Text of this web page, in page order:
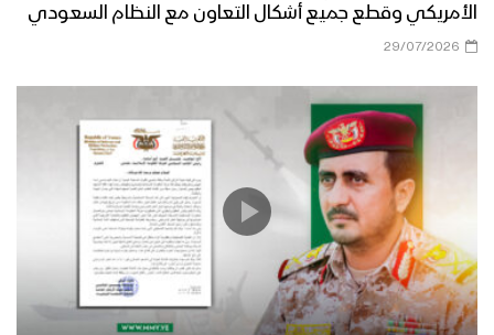
الأمريكي وقطع جميع أشكال التعاون مع النظام السعودي
29/07/2026